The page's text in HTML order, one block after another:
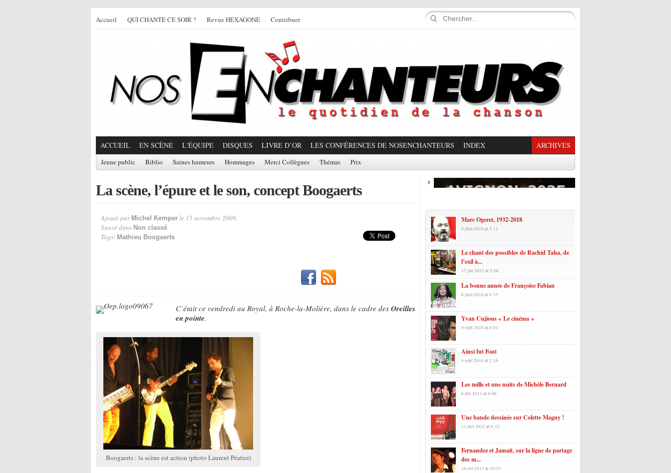
Accueil QUI CHANTE CE SOIR ? Revue HEXAGONE Contribuer
ACCUEIL EN SCÈNE L'ÉQUIPE DISQUES LIVRE D’OR LES CONFÉRENCES DE NOSENCHANTEURS INDEX ARCHIVES
Jeune public Biblio Saines humeurs Hommages Merci Collègues Thémas Prix
La scène, l’épure et le son, concept Boogaerts
Ajouté par Michel Kemper le 15 novembre 2009.
Sauvé dans Non classé
Tags: Mathieu Boogaerts
C’était ce vendredi au Royal, à Roche-la-Molière, dans le cadre des Oreilles
en pointe.
Boogaerts : la scène est action (photo Laurent Péatier)
Marc Ogeret, 1932-2018
5 juin 2018 at 3:11
Le chant des possibles de Rachid Taha, de
l’exil à...
17 jan 2022 at 5:06
La bonne année de Françoise Fabian
6 juin 2018 at 9:35
Yvan Cujious « Le cinéma »
9 sept 2020 at 6:01
Ainsi fut Font
8 sept 2018 at 2:19
Les mille et une nuits de Michèle Bernard
6 déc 2011 at 8:06
Une bande dessinée sur Colette Magny !
11 juil 2022 at 6:22
Fernandez et Jamait, sur la ligne de partage
des m...
16 oct 2013 at 10:51